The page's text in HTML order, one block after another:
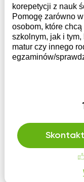
korepetycji z nauk
Pomogę zarówno
osobom, które
szkolnym, jak i
matur czy innego
egzaminów/